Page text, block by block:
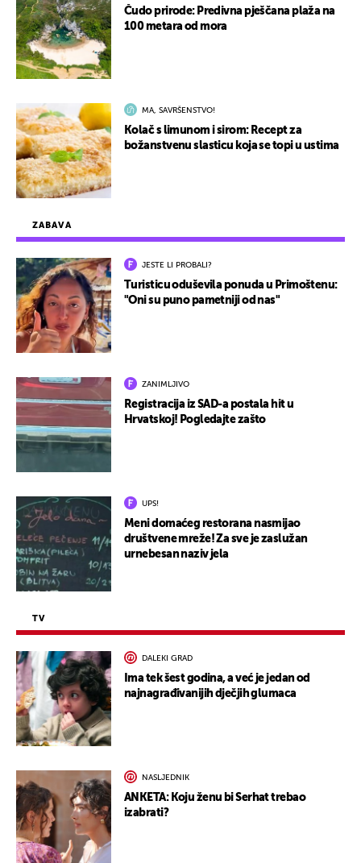
ZABAVA
JESTE LI PROBALI?
Turisticu oduševila ponuda u Primoštenu:
"Oni su puno pametniji od nas"
ZANIMLJIVO
Registracija iz SAD-a postala hit u
Hrvatskoj! Pogledajte zašto
UPS!
Meni domaćeg restorana nasmijao
društvene mreže! Za sve je zaslužan
urnebesan naziv jela
TV
DALEKI GRAD
Ima tek šest godina, a već je jedan od
najnagrađivanijih dječjih glumaca
NASLJEDNIK
ANKETA: Koju ženu bi Serhat trebao
izabrati?
Čudo prirode: Predivna pješčana plaža na
100 metara od mora
MA, SAVRŠENSTVO!
Kolač s limunom i sirom: Recept za
božanstvenu slasticu koja se topi u ustima